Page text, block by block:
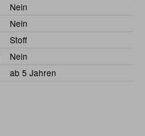
Nein
Nein
Stoff
Nein
ab 5 Jahren